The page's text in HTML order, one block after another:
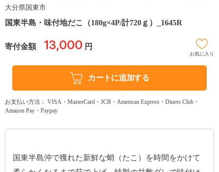
大分県国東市
国東半島・味付地だこ（180g×4P/計720ｇ）_1645R
寄付金額 13,000 円
お気に入り
カートに追加する
お支払い方法： VISA・MasterCard・JCB・American Express・Diners Club・
Amazon Pay・Paypay
国東半島沖で獲れた新鮮な蛸（たこ）を時間をかけて